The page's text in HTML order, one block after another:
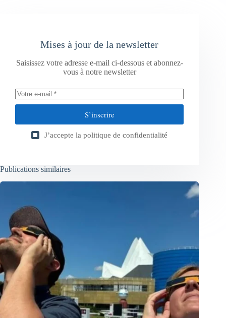
Mises à jour de la newsletter
Saisissez votre adresse e-mail ci-dessous et abonnez-
vous à notre newsletter
S’inscrire
J’accepte la politique de confidentialité
Publications similaires